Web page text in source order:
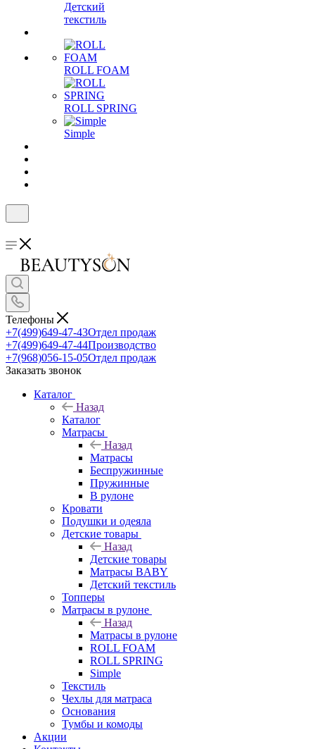
Детский
текстиль
ROLL FOAM
ROLL SPRING
Simple
Телефоны
+7(499)649-47-43Отдел продаж
+7(499)649-47-44Производство
+7(968)056-15-05Отдел продаж
Заказать звонок
Каталог
Назад
Каталог
Матрасы
Назад
Матрасы
Беспружинные
Пружинные
В рулоне
Кровати
Подушки и одеяла
Детские товары
Назад
Детские товары
Матрасы BABY
Детский текстиль
Топперы
Матрасы в рулоне
Назад
Матрасы в рулоне
ROLL FOAM
ROLL SPRING
Simple
Текстиль
Чехлы для матраса
Основания
Тумбы и комоды
Акции